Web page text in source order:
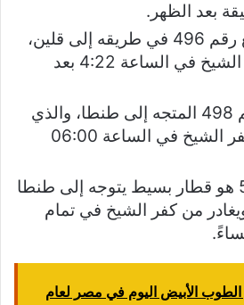
بعد الظهر.
القطار المتواضع رقم 496 في طريقه إلى قلين،
وينطلق من كفر الشيخ في الساعة 4:22 بعد
يغادر القطار رقم 498 المتجه إلى طنطا، والذي
يمر بقلين، من كفر الشيخ في الساعة 06:00
القطار رقم 502 هو قطار بسيط يتوجه إلى طنطا
من كفر الشيخ في تمام
الأبيض اليوم في مصر لعام